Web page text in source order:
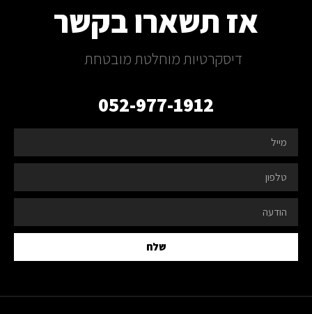
אז תשארו בקשר
דיסקרטיות מוחלטת מובטחת
052-977-1912
שלח